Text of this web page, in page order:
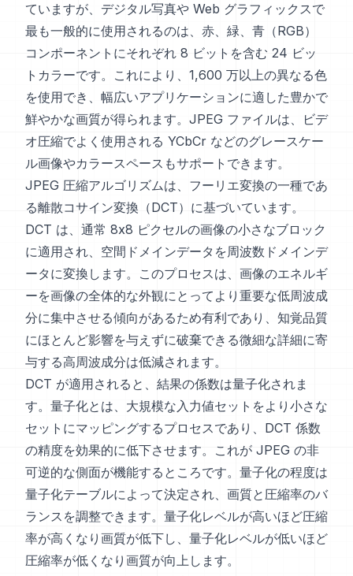
ていますが、デジタル写真や Web グラフィックスで
最も一般的に使用されるのは、赤、緑、青（RGB）
コンポーネントにそれぞれ 8 ビットを含む 24 ビッ
トカラーです。これにより、1,600 万以上の異なる色
を使用でき、幅広いアプリケーションに適した豊かで
鮮やかな画質が得られます。JPEG ファイルは、ビデ
オ圧縮でよく使用される YCbCr などのグレースケー
ル画像やカラースペースもサポートできます。
JPEG 圧縮アルゴリズムは、フーリエ変換の一種であ
る離散コサイン変換（DCT）に基づいています。
DCT は、通常 8x8 ピクセルの画像の小さなブロック
に適用され、空間ドメインデータを周波数ドメインデ
ータに変換します。このプロセスは、画像のエネルギ
ーを画像の全体的な外観にとってより重要な低周波成
分に集中させる傾向があるため有利であり、知覚品質
にほとんど影響を与えずに破棄できる微細な詳細に寄
与する高周波成分は低減されます。
DCT が適用されると、結果の係数は量子化されま
す。量子化とは、大規模な入力値セットをより小さな
セットにマッピングするプロセスであり、DCT 係数
の精度を効果的に低下させます。これが JPEG の非
可逆的な側面が機能するところです。量子化の程度は
量子化テーブルによって決定され、画質と圧縮率のバ
ランスを調整できます。量子化レベルが高いほど圧縮
率が高くなり画質が低下し、量子化レベルが低いほど
圧縮率が低くなり画質が向上します。